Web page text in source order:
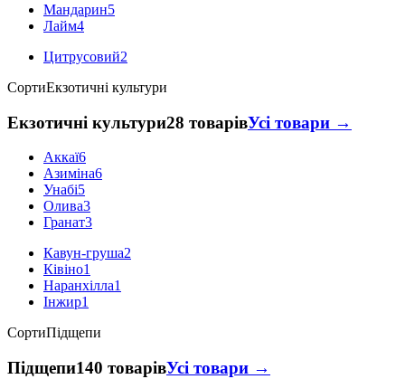
Мандарин5
Лайм4
Цитрусовий2
СортиЕкзотичні культури
Екзотичні культури28 товарівУсі товари →
Аккаї6
Азиміна6
Унабі5
Олива3
Гранат3
Кавун-груша2
Ківіно1
Наранхілла1
Інжир1
СортиПідщепи
Підщепи140 товарівУсі товари →